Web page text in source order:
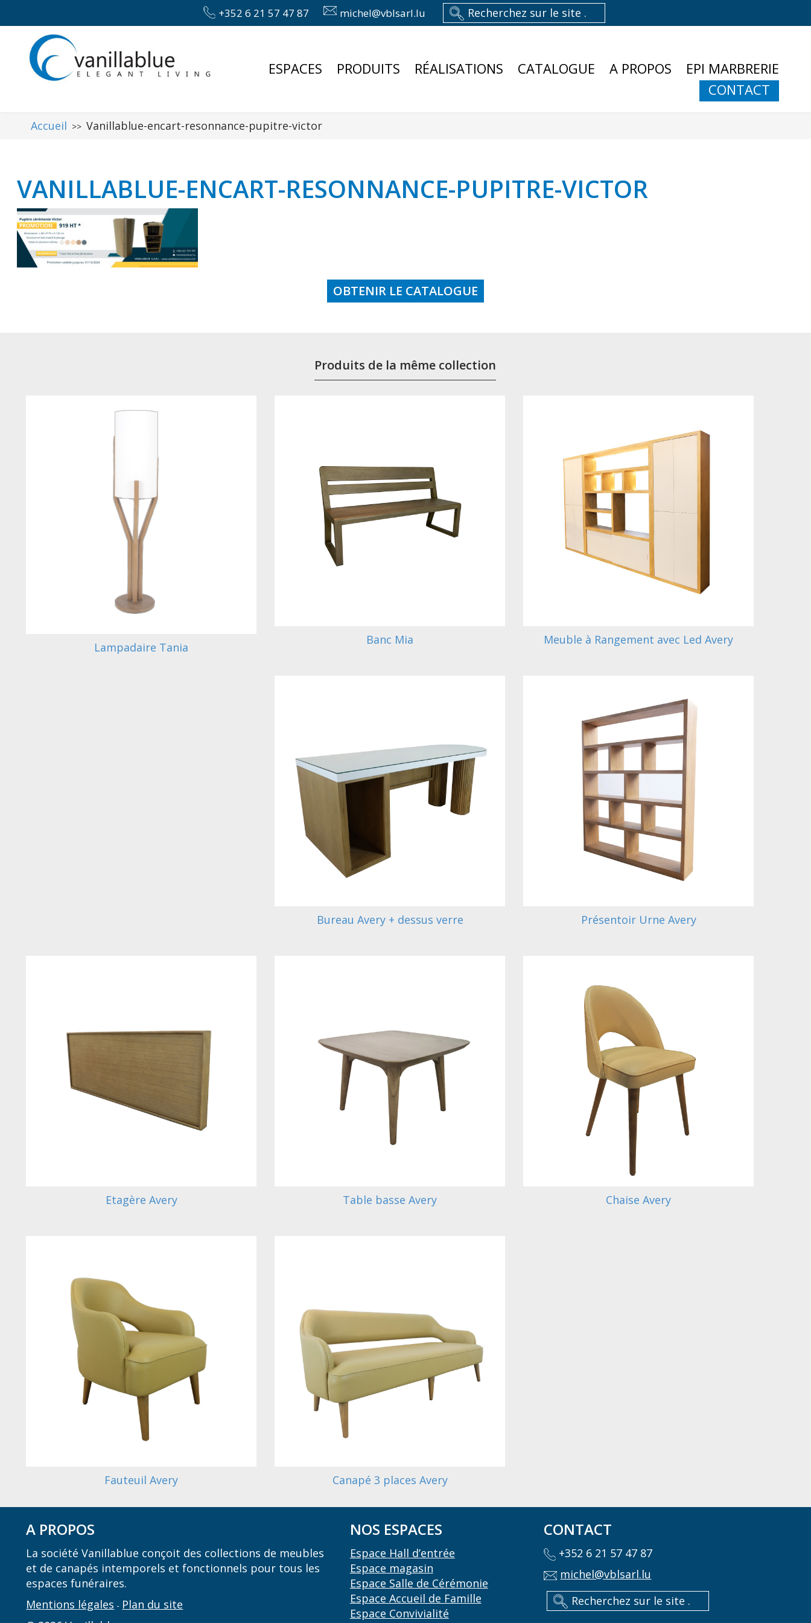
+352 6 21 57 47 87 michel@vblsarl.lu
ESPACES PRODUITS RÉALISATIONS CATALOGUE A PROPOS
EPI MARBRERIE
CONTACT
Accueil >> Vanillablue-encart-resonnance-pupitre-victor
VANILLABLUE-ENCART-RESONNANCE-PUPITRE-VICTOR
OBTENIR LE CATALOGUE
Produits de la même collection
Lampadaire Tania
Banc Mia Meuble à Rangement avec Led Avery
Bureau Avery + dessus verre Présentoir Urne Avery
Etagère Avery Table basse Avery Chaise Avery
Fauteuil Avery Canapé 3 places Avery
A PROPOS
La société Vanillablue conçoit des collections de meubles
et de canapés intemporels et fonctionnels pour tous les
espaces funéraires.
Mentions légales - Plan du site
NOS ESPACES
Espace Hall d’entrée
Espace magasin
Espace Salle de Cérémonie
Espace Accueil de Famille
Espace Convivialité
CONTACT
+352 6 21 57 47 87
michel@vblsarl.lu